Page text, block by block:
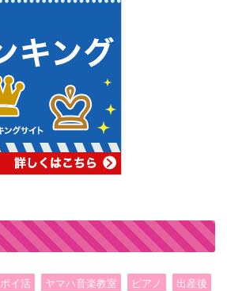
ポイ活 ヤマハ音楽教室 ピアノ 出産後